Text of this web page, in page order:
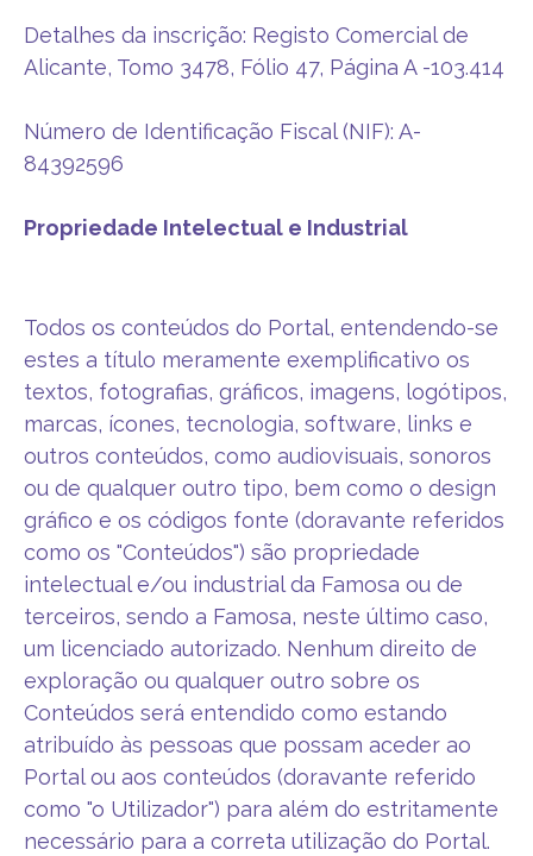
Detalhes da inscrição: Registo Comercial de
Alicante, Tomo 3478, Fólio 47, Página A -103.414
Número de Identificação Fiscal (NIF): A-
84392596
Propriedade Intelectual e Industrial
Todos os conteúdos do Portal, entendendo-se
estes a título meramente exemplificativo os
textos, fotografias, gráficos, imagens, logótipos,
marcas, ícones, tecnologia, software, links e
outros conteúdos, como audiovisuais, sonoros
ou de qualquer outro tipo, bem como o design
gráfico e os códigos fonte (doravante referidos
como os "Conteúdos") são propriedade
intelectual e/ou industrial da Famosa ou de
terceiros, sendo a Famosa, neste último caso,
um licenciado autorizado. Nenhum direito de
exploração ou qualquer outro sobre os
Conteúdos será entendido como estando
atribuído às pessoas que possam aceder ao
Portal ou aos conteúdos (doravante referido
como "o Utilizador") para além do estritamente
necessário para a correta utilização do Portal.